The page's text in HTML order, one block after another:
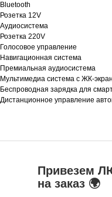
Bluetooth
Розетка 12V
Аудиосистема
Розетка 220V
Голосовое управление
Навигационная система
Премиальная аудиосистема
Мультимедиа система с ЖК-
Беспроводная зарядка для
Дистанционное управление
Привезем
на заказ 🌍